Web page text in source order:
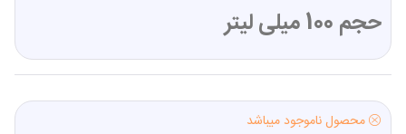
حجم 100 میلی لیتر
محصول ناموجود میباشد